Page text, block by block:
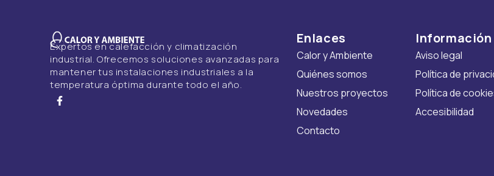
Expertos en calefacción y climatización
industrial. Ofrecemos soluciones avanzadas para
mantener tus instalaciones industriales a la
temperatura óptima durante todo el año.
Enlaces
Calor y Ambiente
Quiénes somos
Nuestros proyectos
Novedades
Contacto
Información
Aviso legal
Política de
Política de
Accesibilidad